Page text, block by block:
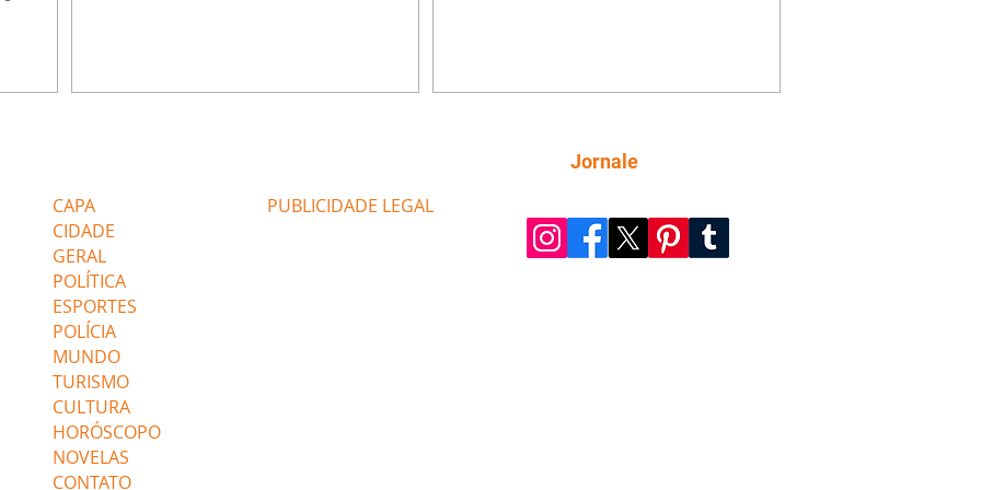
ajudar João Raul sem prejudicar a amiga.
Verônica e Noêmia perseguem Cadinho na
praia deserta. Dolores sugere que Roni peça
fugir da praia
CAPA
CIDADE
GERAL
POLÍTICA
ESPORTES
POLÍCIA
MUNDO
TURISMO
CULTURA
HORÓSCOPO
NOVELAS
CONTATO
PUBLICIDADE LEGAL
Jornale